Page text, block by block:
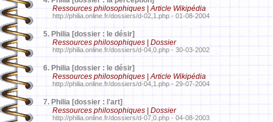
Ressources philosophiques | Article Wikipédia
http://philia.online.fr/dossiers/d-02,1.php - 01-08-2004
5. Philia [dossier : le désir]
Ressources philosophiques | Dossier
http://philia.online.fr/dossiers/d-04,0.php - 30-03-2002
6. Philia [dossier : le désir]
Ressources philosophiques | Article Wikipédia
http://philia.online.fr/dossiers/d-04,1.php - 29-07-2004
7. Philia [dossier : l'art]
Ressources philosophiques | Dossier
http://philia.online.fr/dossiers/d-07,0.php - 04-08-2003